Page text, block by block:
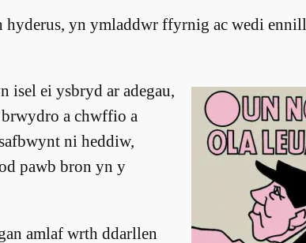
yn ymladdwr ffyrnig ac wedi ennill
isel ei ysbryd ar adegau,
a chwffio a
ni heddiw,
pawb bron yn y
amlaf wrth ddarllen